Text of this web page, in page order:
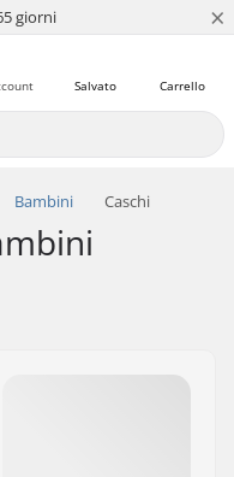
giorni ×
Carrello
Salvato
Bambini Caschi